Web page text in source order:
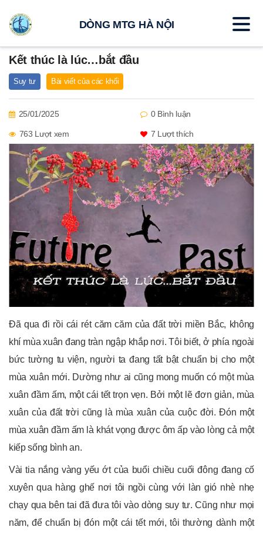
Kết thúc là lúc…bắt đầu
Suy tư Bài viết của các khối
25/01/2025 0 Bình luận
763 Lượt xem 7 Lượt thích
Đã qua đi rồi cái rét căm căm của đất trời miền Bắc, không
khí mùa xuân đang tràn ngập khắp nơi. Tôi biết, ở phía ngoài
bức tường tu viện, người ta đang tất bật chuẩn bị cho một
mùa xuân mới. Dường như ai cũng mong muốn có một mùa
xuân đầm ấm, một cái tết trọn vẹn. Bởi một lẽ đơn giản, mùa
xuân của đất trời cũng là mùa xuân của cuộc đời. Đón một
mùa xuân đầm ấm là khát vọng được ôm ấp vào lòng cả một
kiếp sống bình an.
Vài tia nắng vàng yếu ớt của buổi chiều cuối đông đang cố
xuyên qua hàng ghế nơi tôi ngồi cùng với làn gió nhè nhẹ
chạy qua bên tai đã đưa tôi vào dòng suy tư. Cũng như mọi
năm, để chuẩn bị đón một cái tết mới, tôi thường dành một
DÒNG MTG HÀ NỘI